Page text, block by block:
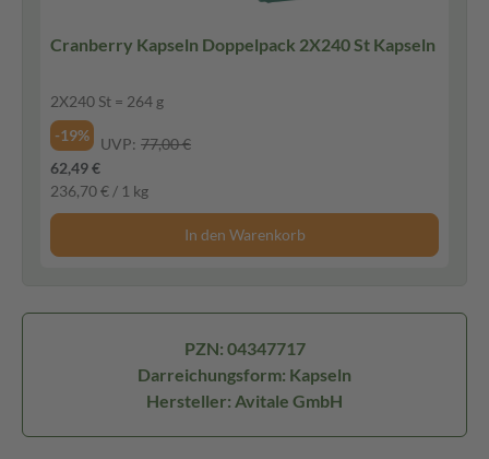
Cranberry Kapseln Doppelpack 2X240 St Kapseln
2X240 St = 264 g
-19%
UVP: 77,00 €
62,49 €
236,70 € / 1 kg
In den Warenkorb
PZN: 04347717
Darreichungsform: Kapseln
Hersteller: Avitale GmbH